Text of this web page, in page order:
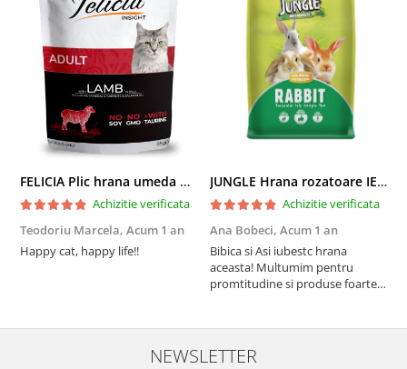
FELICIA Plic hrana umeda pentru pisici adulte, cu Miel, Set 12x85g
Achizitie verificata
Teodoriu Marcela, Acum 1 an
Happy cat, happy life!!
JUNGLE Hrana rozatoare IEPURI 500g
Achizitie verificata
Ana Bobeci, Acum 1 an
Bibica si Asi iubestc hrana
aceasta! Multumim pentru
promtitudine si produse foarte
NEWSLETTER